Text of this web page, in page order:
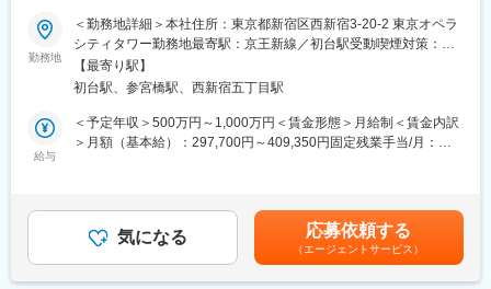
ロントエンド、インフラ、AI各種在籍。業務委託・外注含む）で
プロダクトチームを組成。現PdMは業務委託で活躍されており、
今回は正社員のプロダクトマネージャーとして中心的な役割をお
任せいたします。
■働き方
社サービスに携わりたい方にお勧めです。
四半期に一回程度の対面で会うキックオフの機会もご用意してお
※本ポジションは、株式会社エムティーアイにて採用後、グループ
会社である母子モ株式会社（母子手帳アプリ「母子モ」を運営）
へ在籍出向となります。
■業務内容：
現在は母子手帳アプリ「母子モ」をベースとして子育てDXサービ
スの導入に注力しております。
全国への拡販増加に伴い、メンバーを増員募集いたします。
勤務地
＜勤務地詳細＞本社住所：東京都新宿区西新宿3-20-2 東京オペラ
シティタワー勤務地最寄駅：京王新線／初台駅受動喫煙対策：屋
内全面禁煙変更の範囲：会社の定める事業所（リモートワーク含
む）
【最寄り駅】
初台駅、参宮橋駅、西新宿五丁目駅
給与
＜予定年収＞500万円～1,000万円＜賃金形態＞月給制＜賃金内訳
＞月額（基本給）：297,700円～409,350円固定残業手当/月：
700万～1,000万円想定（2）500万～700万想定※ご経験・能力な
どを考慮のうえ決定します※上記は年収500～699万円の場合の詳
細※700万円以上は管理監督者採用となり残業手当なし＜700万円
～1000万円の場合＞基本給：463,600円～660,100円■賞与：年2
気になる 応募依頼する
（エージェントサービス）